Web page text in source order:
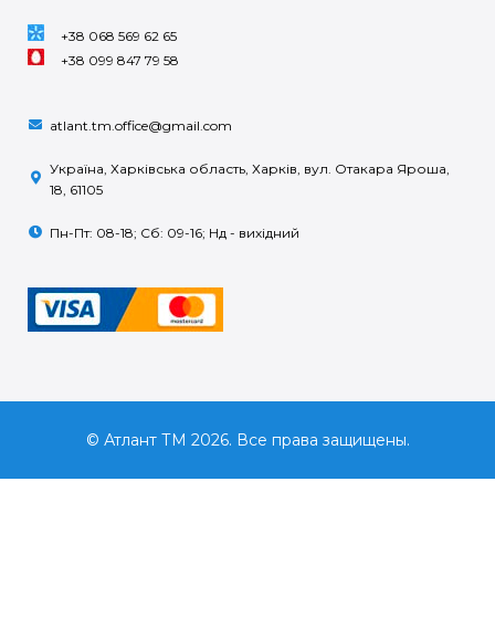
+38 068 569 62 65
+38 099 847 79 58
atlant.tm.office@gmail.com
Україна, Харківська область, Харків, вул. Отакара Яроша,
18, 61105
Пн-Пт: 08-18; Сб: 09-16; Нд - вихідний
© Атлант ТМ 2026. Все права защищены.